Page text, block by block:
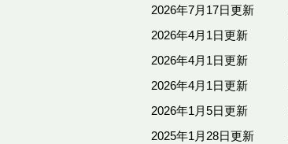
2026年7月17日更新
2026年4月1日更新
2026年4月1日更新
2026年4月1日更新
2026年1月5日更新
2025年1月28日更新